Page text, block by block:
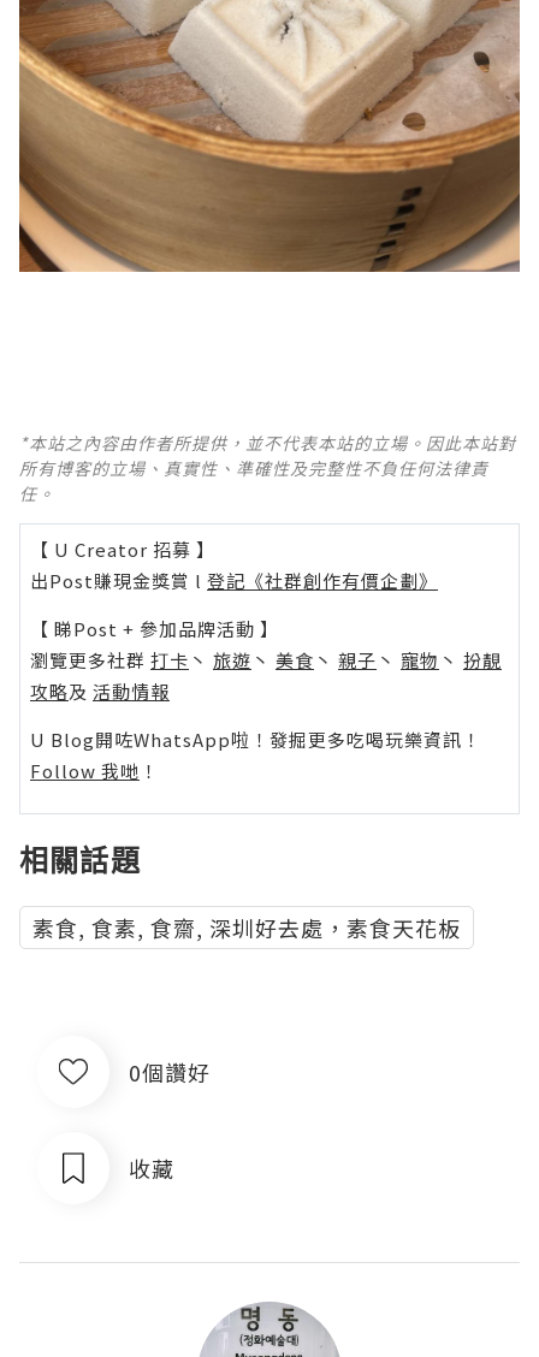
*本站之內容由作者所提供，並不代表本站的立場。因此本站對
所有博客的立場、真實性、準確性及完整性不負任何法律責
任。
【 U Creator 招募 】
出Post賺現金獎賞 l 登記《社群創作有價企劃》
【 睇Post + 參加品牌活動 】
瀏覽更多社群 打卡 丶 旅遊 丶 美食 丶 親子 丶 寵物 丶 扮靚
攻略及 活動情報
U Blog開咗WhatsApp啦！發掘更多吃喝玩樂資訊！
Follow 我哋 ！
相關話題
素食, 食素, 食齋, 深圳好去處，素食天花板
0個讚好
收藏